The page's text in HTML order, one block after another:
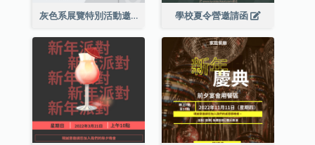
灰色系展覽特別活動邀請函 學校夏令營邀請函